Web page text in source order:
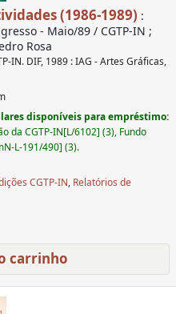
(1986-1989) :
- Maio/89 / CGTP-IN ;
Rosa
IN. DIF, 1989 : IAG - Artes Gráficas,
disponíveis para empréstimo:
da CGTP-IN[L/6102] (3), Fundo
L-191/490] (3).
CGTP-IN, Relatórios de
carrinho